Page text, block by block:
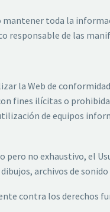
mantener toda la
responsable de las
la Web de
fines ilícitas o
de equipos
pero no exhaustivo, el
archivos de
contra los derechos